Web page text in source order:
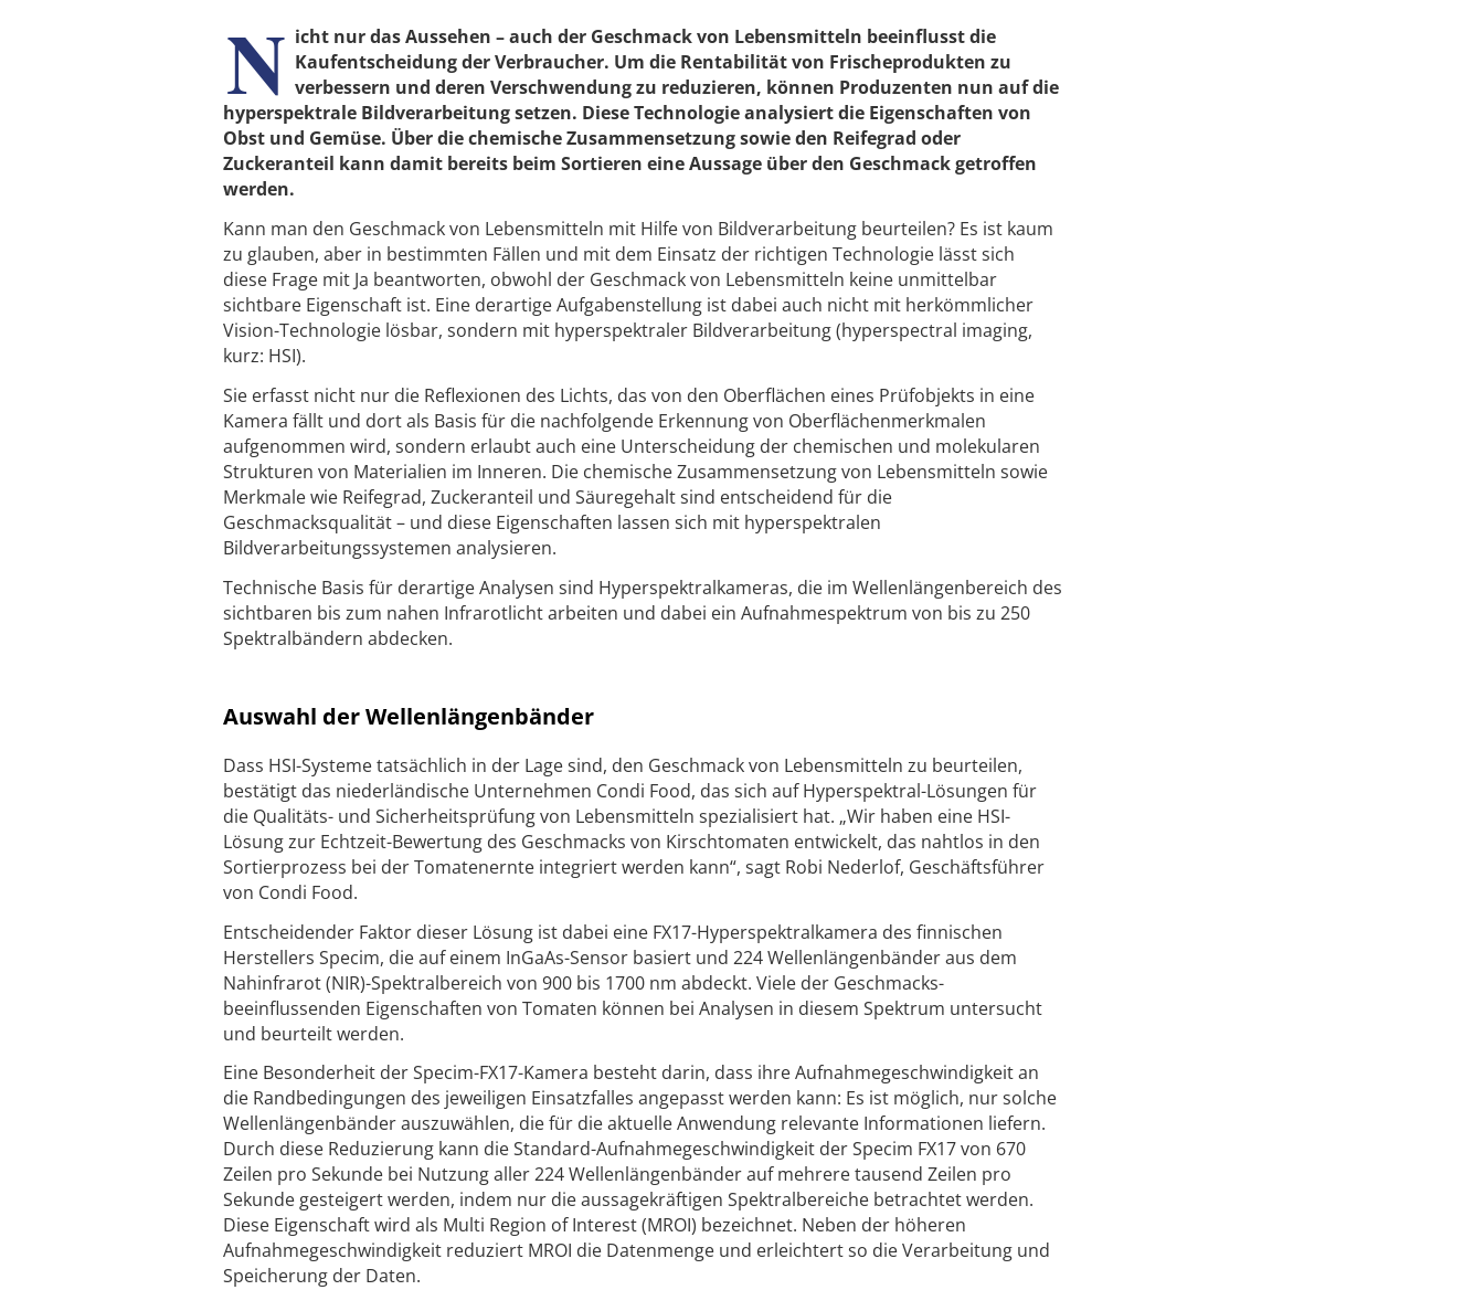
N icht nur das Aussehen – auch der Geschmack von Lebensmitteln beeinflusst die
Kaufentscheidung der Verbraucher. Um die Rentabilität von Frischeprodukten zu
verbessern und deren Verschwendung zu reduzieren, können Produzenten nun auf die
hyperspektrale Bildverarbeitung setzen. Diese Technologie analysiert die Eigenschaften von
Obst und Gemüse. Über die chemische Zusammensetzung sowie den Reifegrad oder
Zuckeranteil kann damit bereits beim Sortieren eine Aussage über den Geschmack getroffen
werden.
Kann man den Geschmack von Lebensmitteln mit Hilfe von Bildverarbeitung beurteilen? Es ist kaum
zu glauben, aber in bestimmten Fällen und mit dem Einsatz der richtigen Technologie lässt sich
diese Frage mit Ja beantworten, obwohl der Geschmack von Lebensmitteln keine unmittelbar
sichtbare Eigenschaft ist. Eine derartige Aufgabenstellung ist dabei auch nicht mit herkömmlicher
Vision-Technologie lösbar, sondern mit hyperspektraler Bildverarbeitung (hyperspectral imaging,
kurz: HSI).
Sie erfasst nicht nur die Reflexionen des Lichts, das von den Oberflächen eines Prüfobjekts in eine
Kamera fällt und dort als Basis für die nachfolgende Erkennung von Oberflächenmerkmalen
aufgenommen wird, sondern erlaubt auch eine Unterscheidung der chemischen und molekularen
Strukturen von Materialien im Inneren. Die chemische Zusammensetzung von Lebensmitteln sowie
Merkmale wie Reifegrad, Zuckeranteil und Säuregehalt sind entscheidend für die
Geschmacksqualität – und diese Eigenschaften lassen sich mit hyperspektralen
Bildverarbeitungssystemen analysieren.
Technische Basis für derartige Analysen sind Hyperspektralkameras, die im Wellenlängenbereich des
sichtbaren bis zum nahen Infrarotlicht arbeiten und dabei ein Aufnahmespektrum von bis zu 250
Spektralbändern abdecken.
Auswahl der Wellenlängenbänder
Dass HSI-Systeme tatsächlich in der Lage sind, den Geschmack von Lebensmitteln zu beurteilen,
bestätigt das niederländische Unternehmen Condi Food, das sich auf Hyperspektral-Lösungen für
die Qualitäts- und Sicherheitsprüfung von Lebensmitteln spezialisiert hat. „Wir haben eine HSI-
Lösung zur Echtzeit-Bewertung des Geschmacks von Kirschtomaten entwickelt, das nahtlos in den
Sortierprozess bei der Tomatenernte integriert werden kann“, sagt Robi Nederlof, Geschäftsführer
von Condi Food.
Entscheidender Faktor dieser Lösung ist dabei eine FX17-Hyperspektralkamera des finnischen
Herstellers Specim, die auf einem InGaAs-Sensor basiert und 224 Wellenlängenbänder aus dem
Nahinfrarot (NIR)-Spektralbereich von 900 bis 1700 nm abdeckt. Viele der Geschmacks-
beeinflussenden Eigenschaften von Tomaten können bei Analysen in diesem Spektrum untersucht
und beurteilt werden.
Eine Besonderheit der Specim-FX17-Kamera besteht darin, dass ihre Aufnahmegeschwindigkeit an
die Randbedingungen des jeweiligen Einsatzfalles angepasst werden kann: Es ist möglich, nur solche
Wellenlängenbänder auszuwählen, die für die aktuelle Anwendung relevante Informationen liefern.
Durch diese Reduzierung kann die Standard-Aufnahmegeschwindigkeit der Specim FX17 von 670
Zeilen pro Sekunde bei Nutzung aller 224 Wellenlängenbänder auf mehrere tausend Zeilen pro
Sekunde gesteigert werden, indem nur die aussagekräftigen Spektralbereiche betrachtet werden.
Diese Eigenschaft wird als Multi Region of Interest (MROI) bezeichnet. Neben der höheren
Aufnahmegeschwindigkeit reduziert MROI die Datenmenge und erleichtert so die Verarbeitung und
Speicherung der Daten.